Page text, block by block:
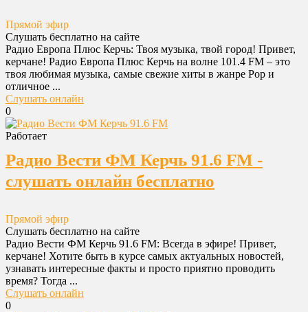
Прямой эфир
Слушать бесплатно на сайте
Радио Европа Плюс Керчь: Твоя музыка, твой город! Привет,
керчане! Радио Европа Плюс Керчь на волне 101.4 FM – это
твоя любимая музыка, самые свежие хиты в жанре Pop и
отличное ...
Слушать онлайн
0
Работает
Радио Вести ФМ Керчь 91.6 FM -
слушать онлайн бесплатно
Прямой эфир
Слушать бесплатно на сайте
Радио Вести ФМ Керчь 91.6 FM: Всегда в эфире! Привет,
керчане! Хотите быть в курсе самых актуальных новостей,
узнавать интересные факты и просто приятно проводить
время? Тогда ...
Слушать онлайн
0